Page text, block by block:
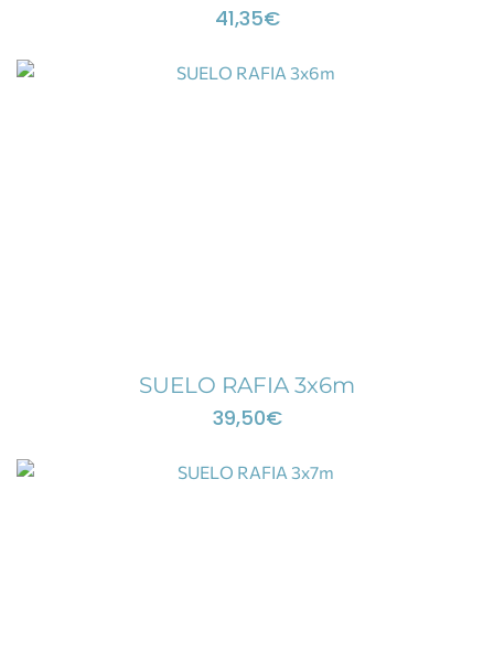
41,35€
SUELO RAFIA 3x6m
39,50€